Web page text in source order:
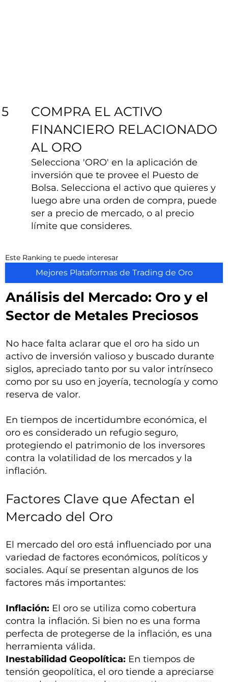
5
COMPRA EL ACTIVO
FINANCIERO RELACIONADO
AL ORO
Selecciona 'ORO' en la aplicación de
inversión que te provee el Puesto de
Bolsa. Selecciona el activo que quieres y
luego abre una orden de compra, puede
ser a precio de mercado, o al precio
límite que consideres.
Este Ranking te puede interesar
Mejores Plataformas de Trading de Oro
Análisis del Mercado: Oro y el
Sector de Metales Preciosos
No hace falta aclarar que el oro ha sido un
activo de inversión valioso y buscado durante
siglos, apreciado tanto por su valor intrínseco
como por su uso en joyería, tecnología y como
reserva de valor.
En tiempos de incertidumbre económica, el
oro es considerado un refugio seguro,
protegiendo el patrimonio de los inversores
contra la volatilidad de los mercados y la
inflación.
Factores Clave que Afectan el
Mercado del Oro
El mercado del oro está influenciado por una
variedad de factores económicos, políticos y
sociales. Aquí se presentan algunos de los
factores más importantes:
Inflación: El oro se utiliza como cobertura
contra la inflación. Si bien no es una forma
perfecta de protegerse de la inflación, es una
herramienta válida.
Inestabilidad Geopolítica: En tiempos de
tensión geopolítica, el oro tiende a apreciarse